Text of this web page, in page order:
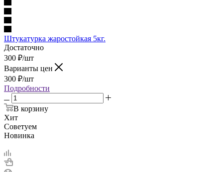
Штукатурка жаростойкая 5кг.
Достаточно
300 ₽/шт
Варианты цен
300 ₽/шт
Подробности
В корзину
Хит
Советуем
Новинка